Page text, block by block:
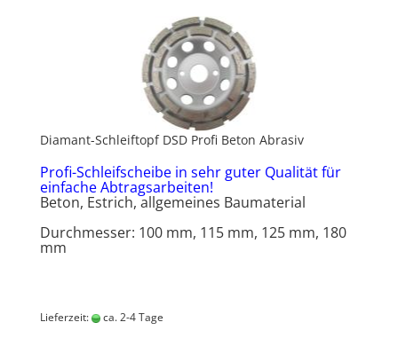
Diamant-Schleiftopf DSD Profi Beton Abrasiv
Profi-Schleifscheibe in sehr guter Qualität für
einfache Abtragsarbeiten!
Beton, Estrich, allgemeines Baumaterial
Durchmesser: 100 mm, 115 mm, 125 mm, 180
mm
Lieferzeit: ca. 2-4 Tage